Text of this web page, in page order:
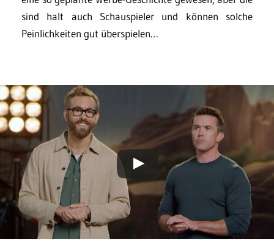
sind halt auch Schauspieler und können solche
Peinlichkeiten gut überspielen…